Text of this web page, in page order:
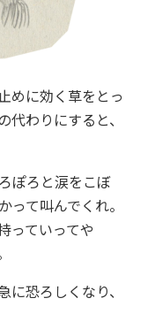
めに効く草をとっ
わりにすると、
ぽろと涙をこぼ
って叫んでくれ。
っていってや
恐ろしくなり、